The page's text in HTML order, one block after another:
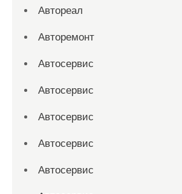
Автореал
Авторемонт
Автосервис
Автосервис
Автосервис
Автосервис
Автосервис